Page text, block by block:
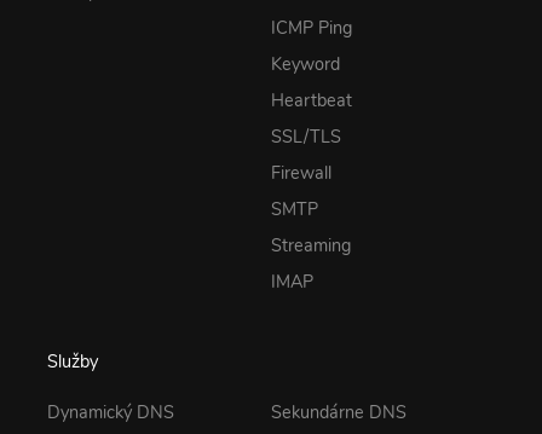
ICMP Ping
Keyword
Heartbeat
SSL/TLS
Firewall
SMTP
Streaming
IMAP
Služby
Dynamický DNS
Sekundárne DNS